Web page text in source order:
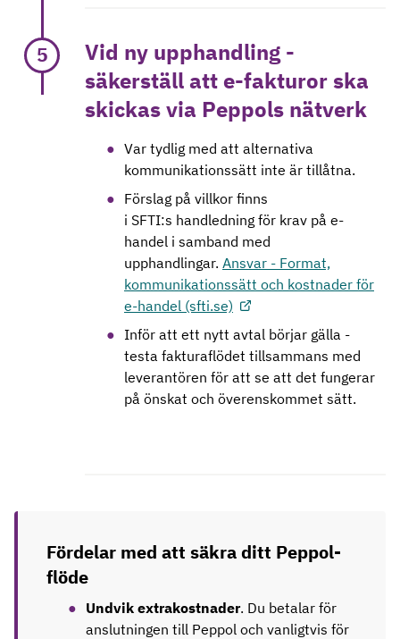
5
Vid ny upphandling -
säkerställ att e-fakturor ska
skickas via Peppols nätverk
Var tydlig med att alternativa
kommunikationssätt inte är tillåtna.
Förslag på villkor finns
i SFTI:s handledning för krav på e-
handel i samband med
upphandlingar. Ansvar - Format,
kommunikationssätt och kostnader för
e-handel (sfti.se)
Inför att ett nytt avtal börjar gälla -
testa fakturaflödet tillsammans med
leverantören för att se att det fungerar
på önskat och överenskommet sätt.
Fördelar med att säkra ditt Peppol-
flöde
Undvik extrakostnader. Du betalar för
anslutningen till Peppol och vanligtvis för